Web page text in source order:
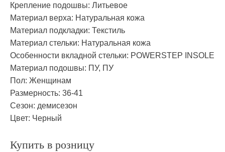
Крепление подошвы: Литьевое
Материал верха: Натуральная кожа
Материал подкладки: Текстиль
Материал стельки: Натуральная кожа
Особенности вкладной стельки: POWERSTEP INSOLE
Материал подошвы: ПУ, ПУ
Пол: Женщинам
Размерность: 36-41
Сезон: демисезон
Цвет: Черный
Купить в розницу